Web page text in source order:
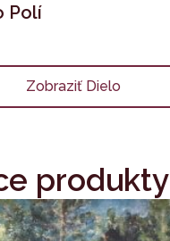
Polí
Zobraziť Dielo
produkty